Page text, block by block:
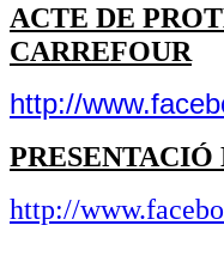
ACTE DE
CARREFOUR
http://
http://